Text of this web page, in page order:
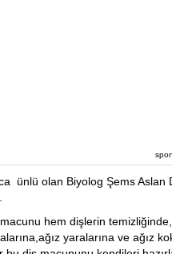
ünlü olan Biyolog Şems Aslan
hem dişlerin
yaralarına ve ağız